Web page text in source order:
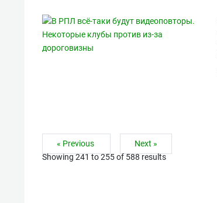
« Previous
Next »
Showing241to255of588results